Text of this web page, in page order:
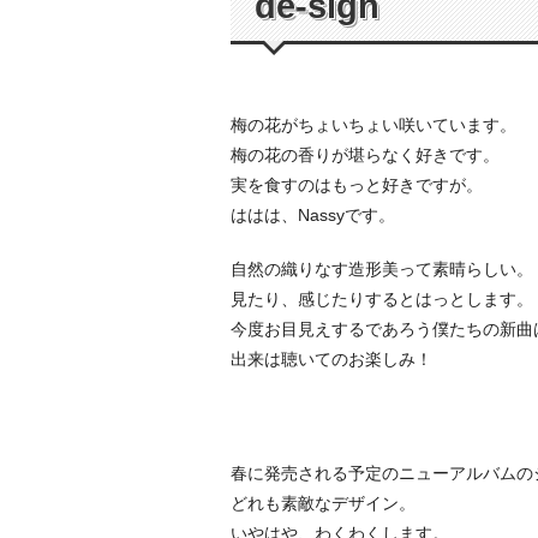
梅の花がちょいちょい咲いています。
梅の花の香りが堪らなく好きです。
実を食すのはもっと好きですが。
ははは、Nassyです。
自然の織りなす造形美って素晴らしい。
見たり、感じたりするとはっとします。
今度お目見えするであろう僕たちの新曲
出来は聴いてのお楽しみ！
春に発売される予定のニューアルバム
どれも素敵なデザイン。
いやはや、わくわくします。